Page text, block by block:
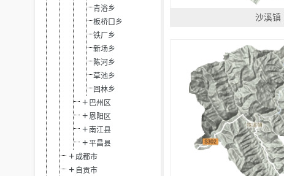
青浴乡
板桥口乡
铁厂乡
新场乡
陈河乡
草池乡
回林乡
巴州区
恩阳区
南江县
平昌县
成都市
自贡市
沙溪镇